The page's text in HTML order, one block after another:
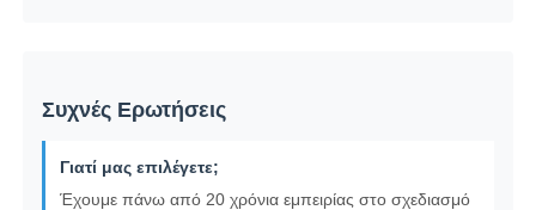
Συχνές Ερωτήσεις
Γιατί μας επιλέγετε;
Έχουμε πάνω από 20 χρόνια εμπειρίας στο σχεδιασμό